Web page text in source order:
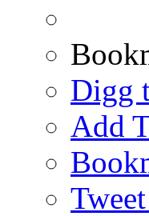
Digg
Add